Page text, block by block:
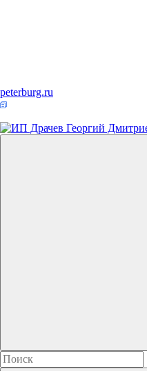
peterburg.ru